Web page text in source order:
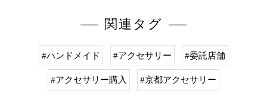
関連タグ
#ハンドメイド #アクセサリー #委託店舗
#アクセサリー購入 #京都アクセサリー